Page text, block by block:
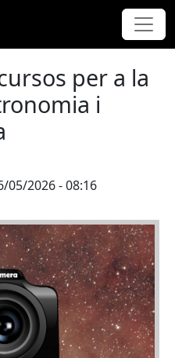
per a la
i
05/2026 - 08:16